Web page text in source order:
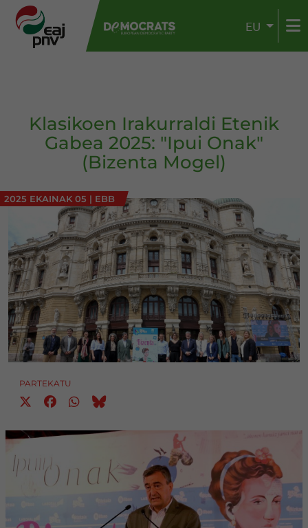
EU
Klasikoen Irakurraldi Etenik
Gabea 2025: "Ipui Onak"
(Bizenta Mogel)
2025 EKAINAK 05 | EBB
PARTEKATU